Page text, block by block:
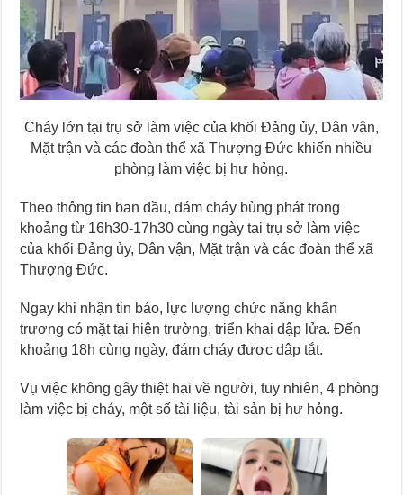
Cháy lớn tại trụ sở làm việc của khối Đảng ủy, Dân vận,
Mặt trận và các đoàn thể xã Thượng Đức khiến nhiều
phòng làm việc bị hư hỏng.
Theo thông tin ban đầu, đám cháy bùng phát trong
khoảng từ 16h30-17h30 cùng ngày tại trụ sở làm việc
của khối Đảng ủy, Dân vận, Mặt trận và các đoàn thể xã
Thượng Đức.
Ngay khi nhận tin báo, lực lượng chức năng khẩn
trương có mặt tại hiện trường, triển khai dập lửa. Đến
khoảng 18h cùng ngày, đám cháy được dập tắt.
Vụ việc không gây thiệt hại về người, tuy nhiên, 4 phòng
làm việc bị cháy, một số tài liệu, tài sản bị hư hỏng.